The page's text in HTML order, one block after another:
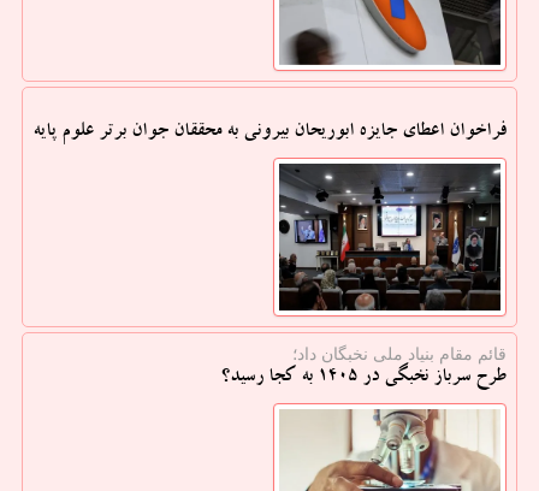
فراخوان اعطای جایزه ابوریحان بیرونی به محققان جوان برتر علوم پایه
قائم مقام بنیاد ملی نخبگان داد؛
طرح سرباز نخبگی در 1405 به کجا رسید؟